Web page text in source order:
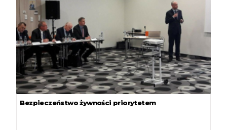
Bezpieczeństwo żywności priorytetem